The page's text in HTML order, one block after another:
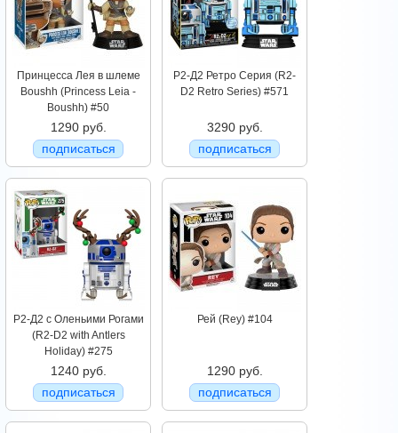
Принцесса Лея в шлеме
Boushh (Princess Leia -
Boushh) #50
1290 руб.
подписаться
Р2-Д2 Ретро Серия (R2-
D2 Retro Series) #571
3290 руб.
подписаться
Р2-Д2 с Оленьими Рогами
(R2-D2 with Antlers
Holiday) #275
1240 руб.
подписаться
Рей (Rey) #104
1290 руб.
подписаться